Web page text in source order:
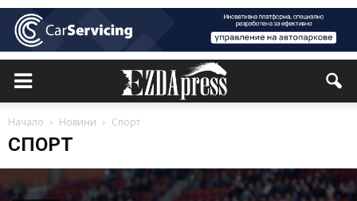
Начало Новини Спорт
СПОРТ